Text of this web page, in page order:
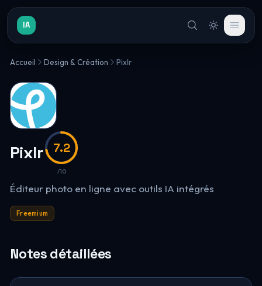
IA
Accueil Design & Création Pixlr
Pixlr 7.2
/10
Éditeur photo en ligne avec outils IA intégrés
Freemium
Notes détaillées